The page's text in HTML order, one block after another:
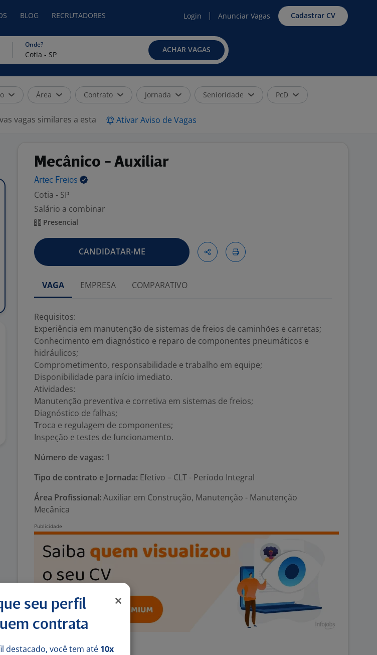
BLOG RECRUTADORES Login Anunciar Vagas Cadastrar CV
Onde?
ACHAR VAGAS
Área Contrato Jornada Senioridade PcD
vagas similares a esta Ativar Aviso de Vagas
Mecânico - Auxiliar
Artec Freios
Cotia - SP
Salário a combinar
Presencial
CANDIDATAR-ME
VAGA EMPRESA COMPARATIVO
Requisitos:
Experiência em manutenção de sistemas de freios de caminhões e carretas;
Conhecimento em diagnóstico e reparo de componentes pneumáticos e
hidráulicos;
Comprometimento, responsabilidade e trabalho em equipe;
Disponibilidade para início imediato.
Atividades:
Manutenção preventiva e corretiva em sistemas de freios;
Diagnóstico de falhas;
Troca e regulagem de componentes;
Inspeção e testes de funcionamento.
Número de vagas: 1
Tipo de contrato e Jornada: Efetivo – CLT - Período Integral
Área Profissional: Auxiliar em Construção, Manutenção - Manutenção
Mecânica
Exigências
seu perfil
contrata
destacado, você tem até 10x